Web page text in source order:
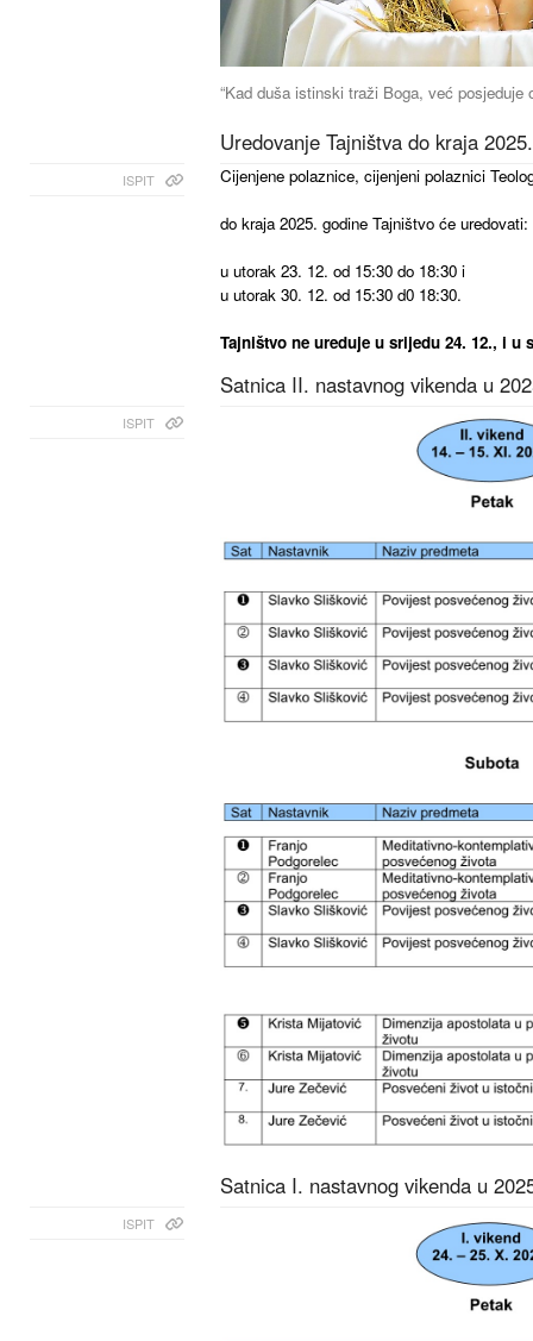
“Kad duša istinski traži Boga, već posjeduje
Uredovanje Tajništva do kraja
ISPIT Cijenjene polaznice, cijenjeni polaznici
do kraja 2025. godine Tajništvo će uredovati:
u utorak 23. 12. od 15:30 do 18:30 i
u utorak 30. 12. od 15:30 d0 18:30.
Tajništvo ne ureduje u srijedu 24. 12., i u
Satnica II. nastavnog vikenda u
ISPIT
Satnica I. nastavnog vikenda u
ISPIT